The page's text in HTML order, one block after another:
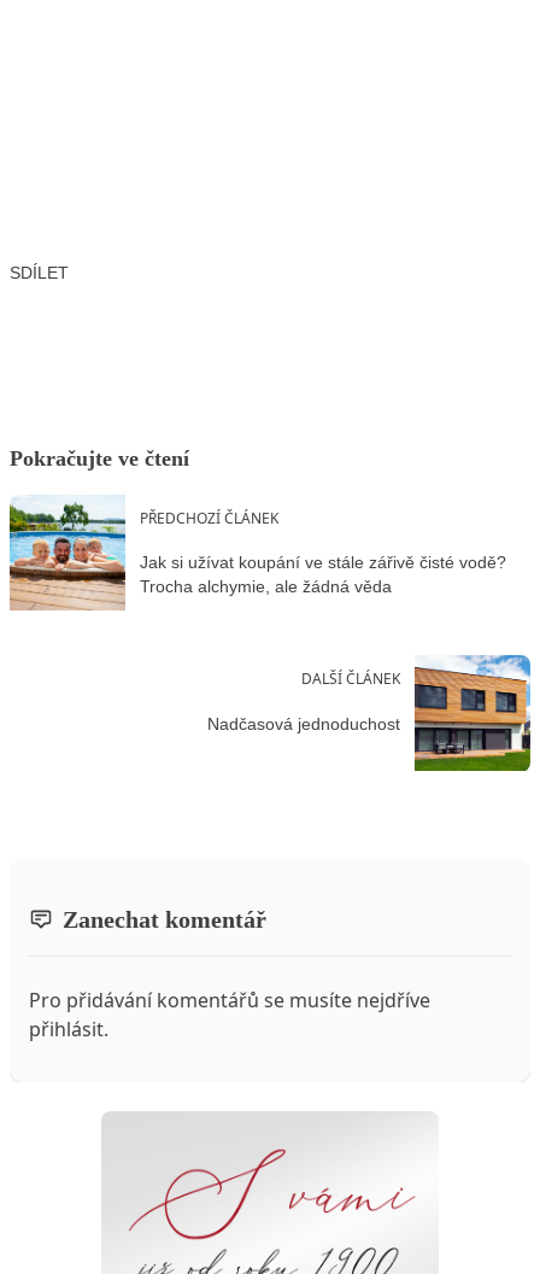
SDÍLET
Pokračujte ve čtení
PŘEDCHOZÍ ČLÁNEK
Jak si užívat koupání ve stále zářivě čisté vodě?
Trocha alchymie, ale žádná věda
DALŠÍ ČLÁNEK
Nadčasová jednoduchost
Zanechat komentář
Pro přidávání komentářů se musíte nejdříve
přihlásit.